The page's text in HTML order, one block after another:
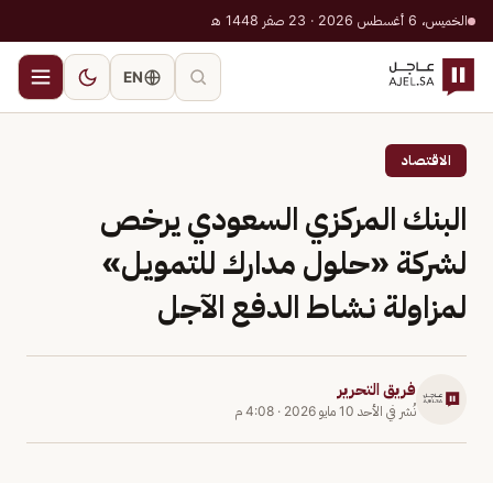
الخميس، 6 أغسطس 2026 · 23 صفر 1448 هـ
EN
الاقتصاد
البنك المركزي السعودي يرخص
لشركة «حلول مدارك للتمويل»
لمزاولة نشاط الدفع الآجل
فريق التحرير
نُشر في الأحد 10 مايو 2026 · 4:08 م